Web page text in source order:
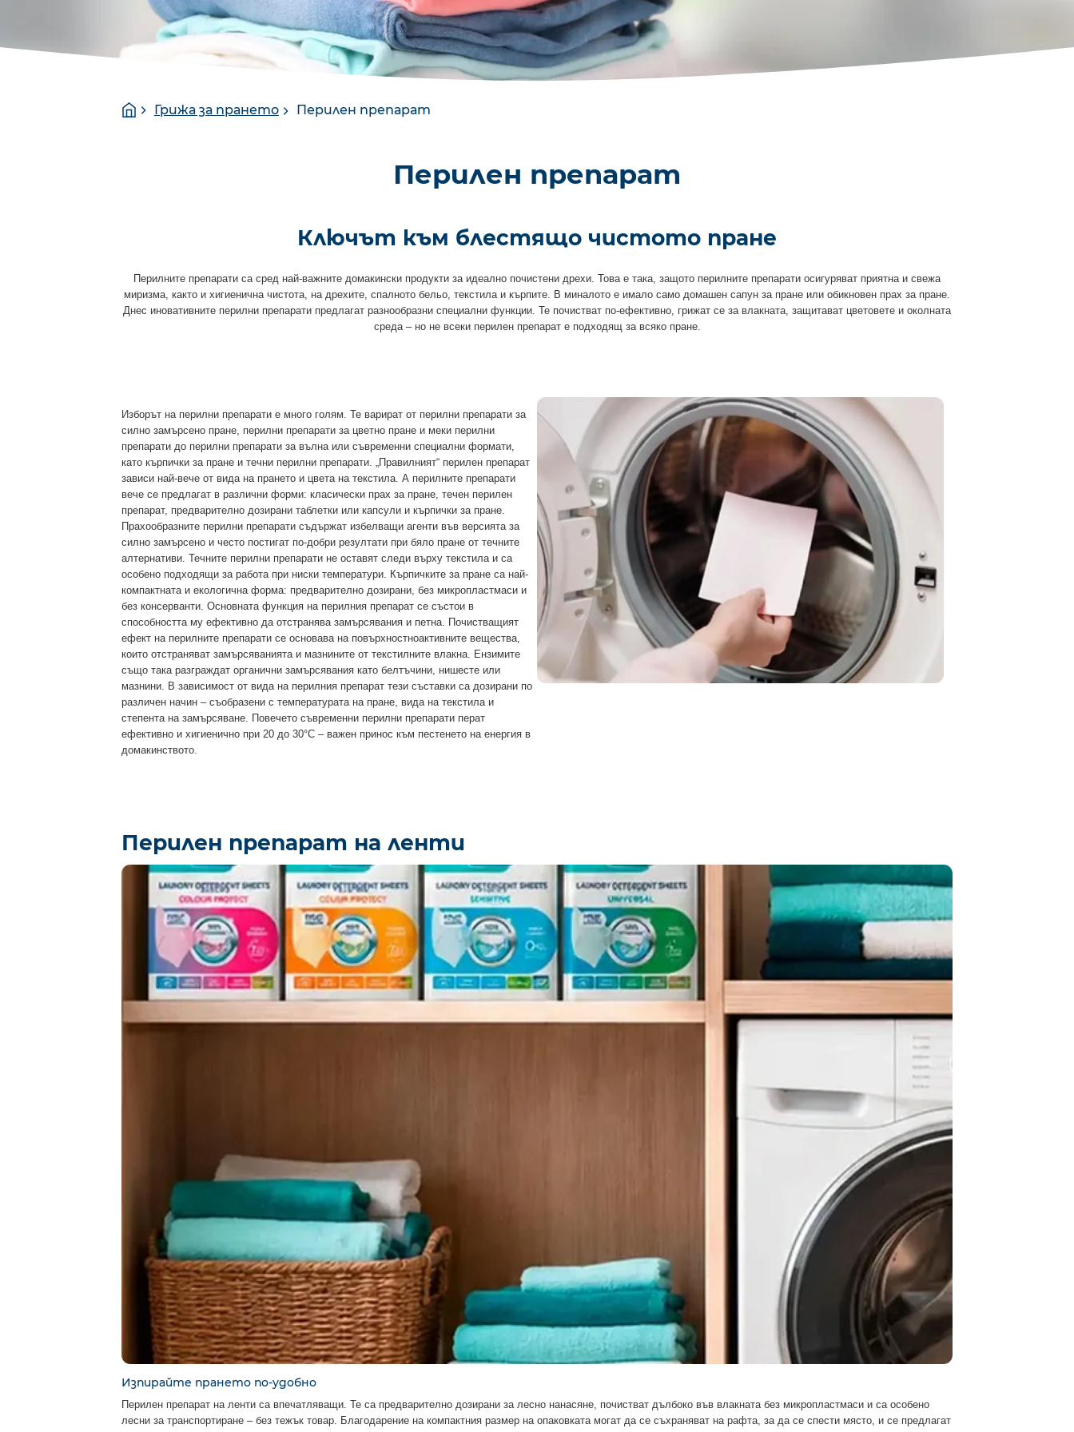
You
are
Homepage
Грижа за прането Перилен препарат
Перилен препарат
Ключът към блестящо чистото пране
Перилните препарати са сред най-важните домакински продукти за идеално почистени дрехи. Това е така, защото перилните препарати осигуряват приятна и свежа
миризма, както и хигиенична чистота, на дрехите, спалното бельо, текстила и кърпите. В миналото е имало само домашен сапун за пране или обикновен прах за пране.
Днес иновативните перилни препарати предлагат разнообразни специални функции. Те почистват по-ефективно, грижат се за влакната, защитават цветовете и околната
среда – но не всеки перилен препарат е подходящ за всяко пране.
Изборът на перилни препарати е много голям. Те варират от перилни препарати за
силно замърсено пране, перилни препарати за цветно пране и меки перилни
препарати до перилни препарати за вълна или съвременни специални формати,
като кърпички за пране и течни перилни препарати. „Правилният“ перилен препарат
зависи най-вече от вида на прането и цвета на текстила. А перилните препарати
вече се предлагат в различни форми: класически прах за пране, течен перилен
препарат, предварително дозирани таблетки или капсули и кърпички за пране.
Прахообразните перилни препарати съдържат избелващи агенти във версията за
силно замърсено и често постигат по-добри резултати при бяло пране от течните
алтернативи. Течните перилни препарати не оставят следи върху текстила и са
особено подходящи за работа при ниски температури. Кърпичките за пране са най-
компактната и екологична форма: предварително дозирани, без микропластмаси и
без консерванти. Основната функция на перилния препарат се състои в
способността му ефективно да отстранява замърсявания и петна. Почистващият
ефект на перилните препарати се основава на повърхностноактивните вещества,
които отстраняват замърсяванията и мазнините от текстилните влакна. Ензимите
също така разграждат органични замърсявания като белтъчини, нишесте или
мазнини. В зависимост от вида на перилния препарат тези съставки са дозирани по
различен начин – съобразени с температурата на пране, вида на текстила и
степента на замърсяване. Повечето съвременни перилни препарати перат
ефективно и хигиенично при 20 до 30°C – важен принос към пестенето на енергия в
домакинството.
Перилен препарат на ленти
Изпирайте прането по-удобно
Перилен препарат на ленти са впечатляващи. Те са предварително дозирани за лесно нанасяне, почистват дълбоко във влакната без микропластмаси и са особено
лесни за транспортиране – без тежък товар. Благодарение на компактния размер на опаковката могат да се съхраняват на рафта, за да се спести място, и се предлагат